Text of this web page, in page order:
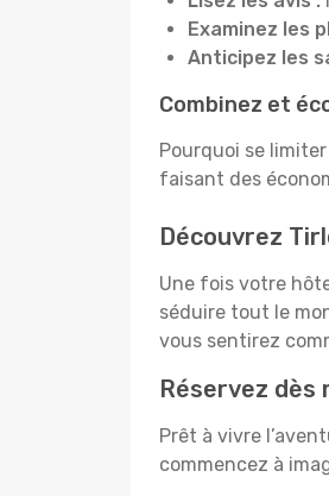
Examinez les
Anticipez les
Combinez et
Pourquoi se
faisant des
Découvrez
Une fois votre
séduire tout le
vous sentirez
Réservez
Prêt à vivre
commencez à